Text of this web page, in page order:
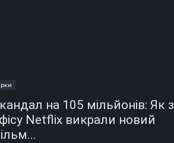
на 105 мільйонів: Як з
Netflix викрали новий